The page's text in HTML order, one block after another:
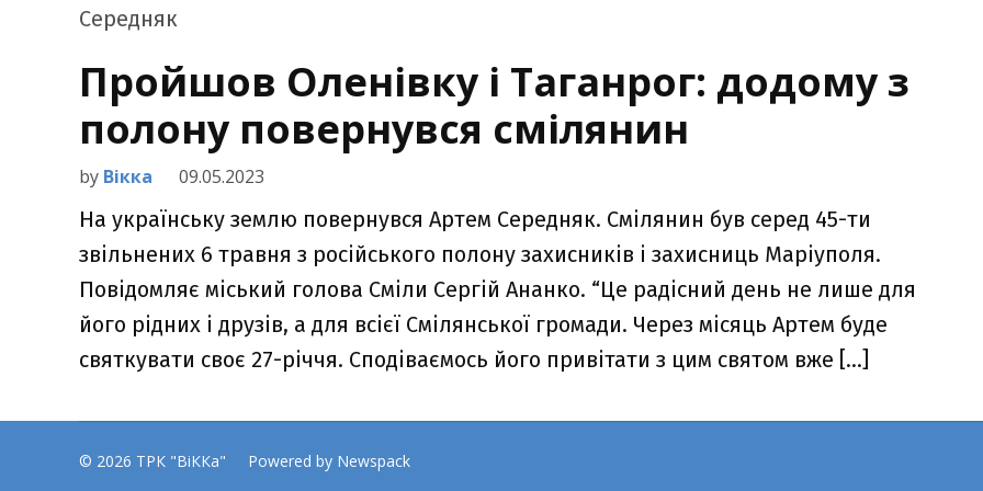
Пройшов Оленівку і Таганрог: додому з
полону повернувся смілянин
by Вікка 09.05.2023
На українську землю повернувся Артем Середняк. Смілянин був серед 45-ти
звільнених 6 травня з російського полону захисників і захисниць Маріуполя.
Повідомляє міський голова Сміли Сергій Ананко. “Це радісний день не лише для
його рідних і друзів, а для всієї Смілянської громади. Через місяць Артем буде
святкувати своє 27-річчя. Сподіваємось його привітати з цим святом вже […]
© 2026 ТРК "ВіККа" Powered by Newspack